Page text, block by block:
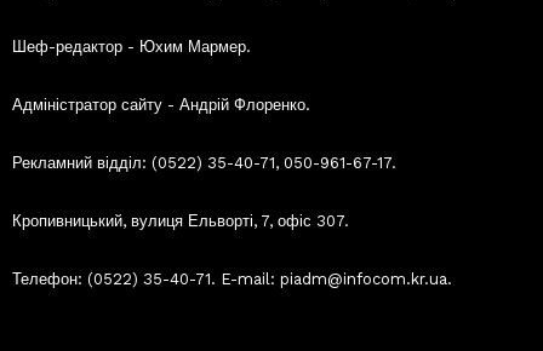
Шеф-редактор - Юхим Мармер.
Адміністратор сайту - Андрій Флоренко.
Рекламний відділ: (0522) 35-40-71, 050-961-67-17.
Кропивницький, вулиця Ельворті, 7, офіс 307.
Телефон: (0522) 35-40-71. E-mail: piadm@infocom.kr.ua.